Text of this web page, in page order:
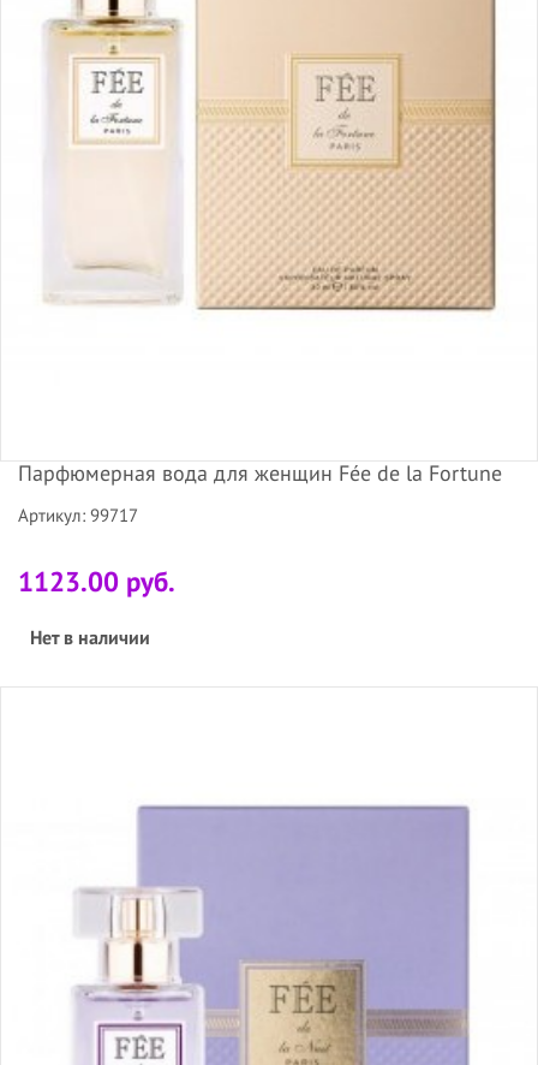
Парфюмерная вода для женщин Fée de la Fortune
Артикул: 99717
1123.00 руб.
Нет в наличии